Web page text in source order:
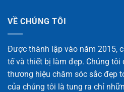
VỀ CHÚNG TÔI
Được thành lập vào năm 2015,
tế và thiết bị làm đẹp. Chúng
thương hiệu chăm sóc sắc đẹp
của chúng tôi là tung ra chỉ